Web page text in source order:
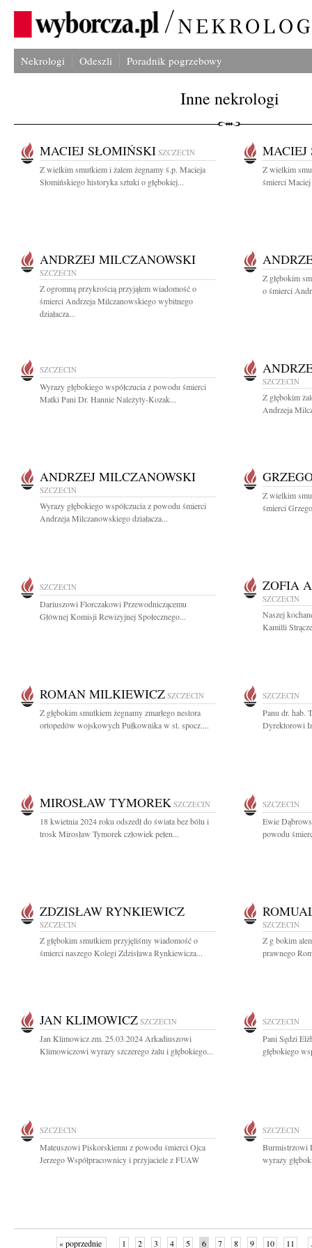
Nekrologi Odeszli Poradnik pogrzebowy
Inne nekrologi
MACIEJ SŁOMIŃSKI SZCZECIN
Z wielkim smutkiem i żalem żegnamy ś.p. Macieja
Słomińskiego historyka sztuki o głębokiej...
MACIEJ
Z wielkim
śmierci Maciej
ANDRZEJ MILCZANOWSKI
SZCZECIN
Z ogromną przykrością przyjąłem wiadomość o
śmierci Andrzeja Milczanowskiego wybitnego
działacza...
Z głębokim
o śmierci
SZCZECIN
Wyrazy głębokiego współczucia z powodu śmierci
Matki Pani Dr. Hannie Należyty-Kozak...
SZCZECIN
Z głębokim
Andrzeja
ANDRZEJ MILCZANOWSKI
SZCZECIN
Wyrazy głębokiego współczucia z powodu śmierci
Andrzeja Milczanowskiego działacza...
Z wielkim
śmierci
SZCZECIN
Dariuszowi Florczakowi Przewodniczącemu
Głównej Komisji Rewizyjnej Społecznego...
ZOFIA
SZCZECIN
Naszej
Kamilli
ROMAN MILKIEWICZ SZCZECIN
Z głębokim smutkiem żegnamy zmarłego nestora
ortopedów wojskowych Pułkownika w st. spocz....
SZCZECIN
Panu dr. hab.
Dyrektorowi
MIROSŁAW TYMOREK SZCZECIN
18 kwietnia 2024 roku odszedł do świata bez bólu i
trosk Mirosław Tymorek człowiek pełen...
SZCZECIN
Ewie
powodu
ZDZISŁAW RYNKIEWICZ
SZCZECIN
Z głębokim smutkiem przyjęliśmy wiadomość o
śmierci naszego Kolegi Zdzisława Rynkiewicza...
SZCZECIN
Z g bokim
prawnego
JAN KLIMOWICZ SZCZECIN
Jan Klimowicz zm. 25.03.2024 Arkadiuszowi
Klimowiczowi wyrazy szczerego żalu i głębokiego...
SZCZECIN
Pani Sędzi
głębokiego
SZCZECIN
Mateuszowi Piskorskiemu z powodu śmierci Ojca
Jerzego Współpracownicy i przyjaciele z FUAW
SZCZECIN
Burmistrzowi
wyrazy
« poprzednie 1 2 3 4 5 6 7 8 9 10 11